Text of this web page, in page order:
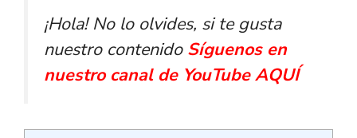
¡Hola! No lo olvides, si te gusta
nuestro contenido Síguenos en
nuestro canal de YouTube AQUÍ